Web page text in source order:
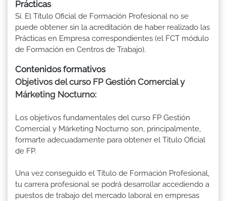
Prácticas
Sí. El Título Oficial de Formación Profesional no se
puede obtener sin la acreditación de haber realizado las
Prácticas en Empresa correspondientes (el FCT módulo
de Formación en Centros de Trabajo).
Contenidos formativos
Objetivos del curso FP Gestión Comercial y
Márketing Nocturno:
Los objetivos fundamentales del curso FP Gestión
Comercial y Márketing Nocturno son, principalmente,
formarte adecuadamente para obtener el Titulo Oficial
de FP.
Una vez conseguido el Título de Formación Profesional,
tu carrera profesional se podrá desarrollar accediendo a
puestos de trabajo del mercado laboral en empresas